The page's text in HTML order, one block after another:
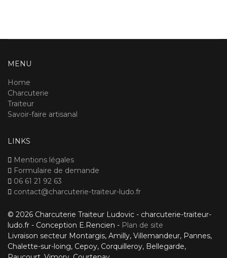
MENU
Home
Charcuterie
Traiteur
Savoir-faire artisanal
LINKS
Mentions légales
Formulaire de demande
06 61 21 92 63
contact@charcuterie-traiteur-ludo.fr
© 2026 Charcuterie Traiteur Ludovic - charcuterie-traiteur-
ludo.fr - Conception E.Rencien - Plan de site
Livraison secteur Montargis, Amilly, Villemandeur, Pannes,
Chalette-sur-loing, Cepoy, Corquilleroy, Bellegarde,